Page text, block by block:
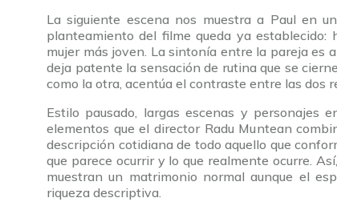
La siguiente escena nos muestra a Paul en
planteamiento del filme queda ya
mujer más joven. La sintonía entre la pareja es
deja patente la sensación de rutina que se
como la otra, acentúa el contraste entre las dos
Estilo pausado, largas escenas y personajes
elementos que el director Radu Muntean
descripción cotidiana de todo aquello que
que parece ocurrir y lo que realmente ocurre.
muestran un matrimonio normal aunque el
riqueza descriptiva.